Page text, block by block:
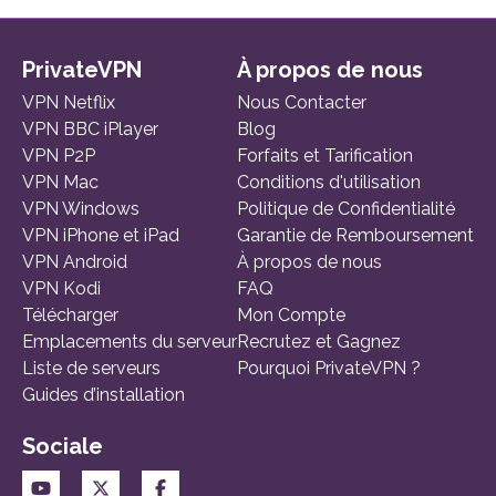
PrivateVPN
VPN Netflix
VPN BBC iPlayer
VPN P2P
VPN Mac
VPN Windows
VPN iPhone et iPad
VPN Android
VPN Kodi
Télécharger
Emplacements du serveur
Liste de serveurs
Guides d’installation
À propos de nous
Nous Contacter
Blog
Forfaits et Tarification
Conditions d'utilisation
Politique de Confidentialité
Garantie de Remboursement
À propos de nous
FAQ
Mon Compte
Recrutez et Gagnez
Pourquoi PrivateVPN ?
Sociale